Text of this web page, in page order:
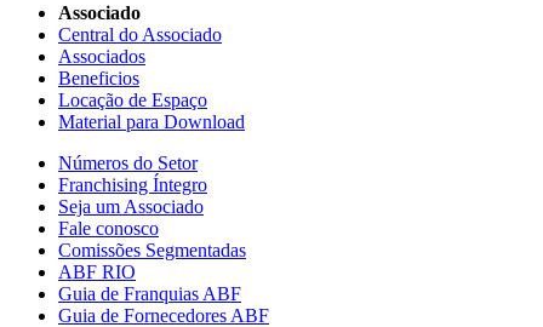
Associado
Central do Associado
Associados
Beneficios
Locação de Espaço
Material para Download
Números do Setor
Franchising Íntegro
Seja um Associado
Fale conosco
Comissões Segmentadas
ABF RIO
Guia de Franquias ABF
Guia de Fornecedores ABF